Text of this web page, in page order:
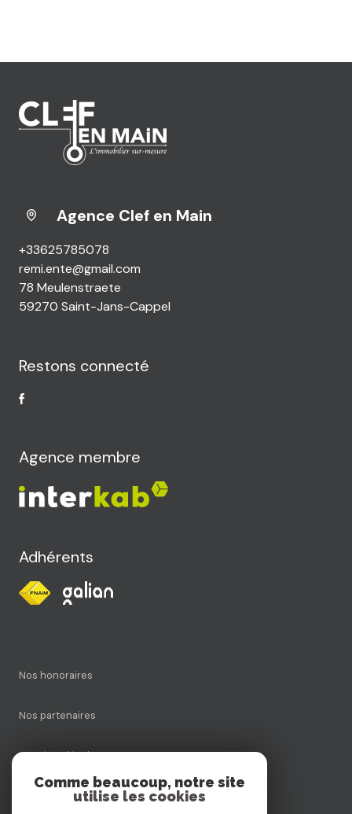
Agence Clef en Main
+33625785078
remi.ente@gmail.com
78 Meulenstraete
59270 Saint-Jans-Cappel
Restons connecté
Agence membre
Adhérents
Nos honoraires
Nos partenaires
Mentions légales
Comme beaucoup, notre site
utilise les cookies